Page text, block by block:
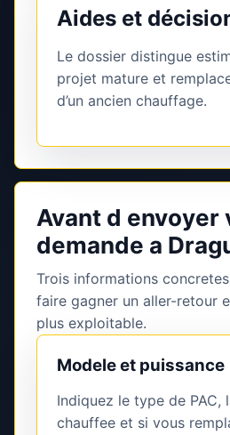
Aides et
Le dossier distingue
projet mature et
d’un ancien chauffage.
Avant d envoyer
demande a
Trois informations
faire gagner un aller-retour
plus exploitable.
Modele et puissance
Indiquez le type de PAC,
chauffee et si vous